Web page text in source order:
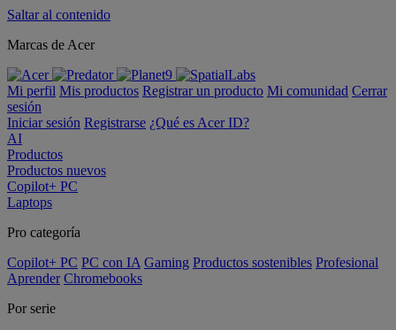
Saltar al contenido
Marcas de Acer
Mi perfil Mis productos Registrar un producto Mi comunidad Cerrar
sesión
Iniciar sesión Registrarse ¿Qué es Acer ID?
AI
Productos
Productos nuevos
Copilot+ PC
Laptops
Pro categoría
Copilot+ PC PC con IA Gaming Productos sostenibles Profesional
Aprender Chromebooks
Por serie